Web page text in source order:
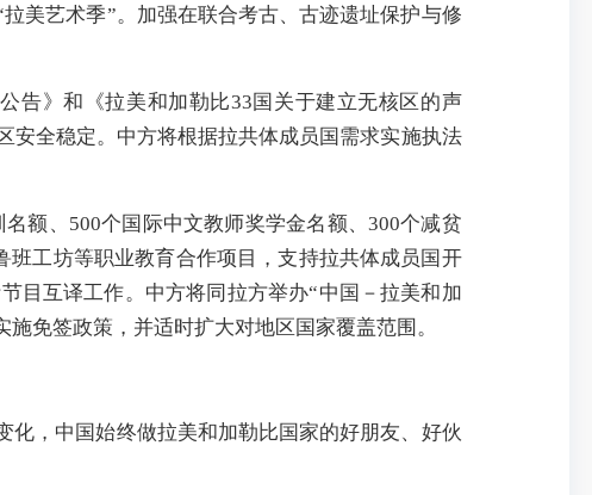
美艺术季”。加强在联合考古、古迹遗址保护与修
告》和《拉美和加勒比33国关于建立无核区的声
安全稳定。中方将根据拉共体成员国需求实施执法
额、500个国际中文教师奖学金名额、300个减贫
班工坊等职业教育合作项目，支持拉共体成员国开
目互译工作。中方将同拉方举办“中国－拉美和加
免签政策，并适时扩大对地区国家覆盖范围。
化，中国始终做拉美和加勒比国家的好朋友、好伙